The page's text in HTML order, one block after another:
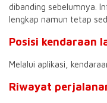
dibanding sebelumnya.
lengkap namun tetap
Posisi kendaraan
Melalui aplikasi,
Riwayat